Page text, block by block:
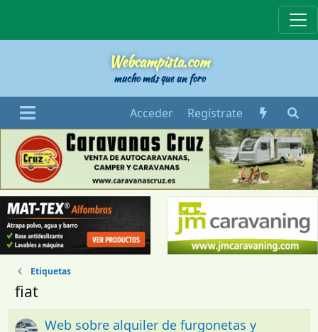
Webcampista.com
mucho más que un foro
Acceder Regístrate
Etiquetas
fiat
Web sobre alquiler de furgonetas y